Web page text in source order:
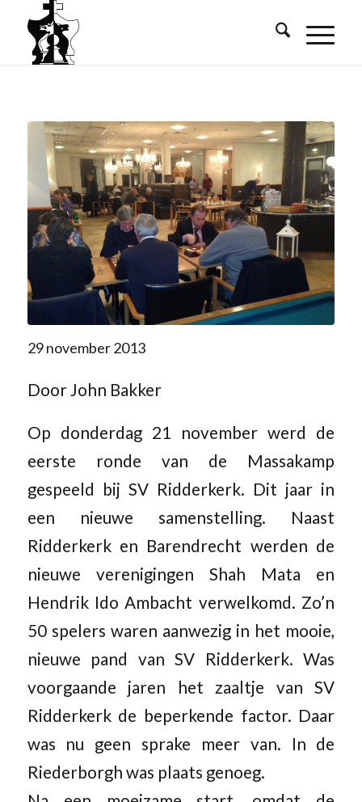
29 november 2013
Door John Bakker
Op donderdag 21 november werd de
eerste ronde van de Massakamp
gespeeld bij SV Ridderkerk. Dit jaar in
een nieuwe samenstelling. Naast
Ridderkerk en Barendrecht werden de
nieuwe verenigingen Shah Mata en
Hendrik Ido Ambacht verwelkomd. Zo’n
50 spelers waren aanwezig in het mooie,
nieuwe pand van SV Ridderkerk. Was
voorgaande jaren het zaaltje van SV
Ridderkerk de beperkende factor. Daar
was nu geen sprake meer van. In de
Riederborgh was plaats genoeg.